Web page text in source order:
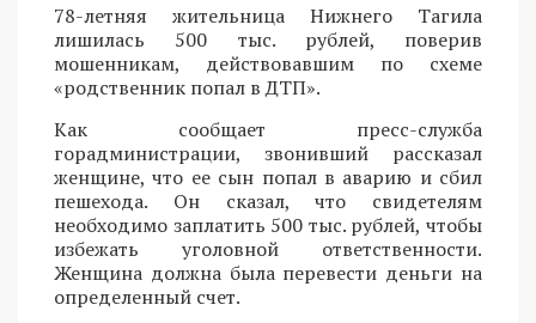
78-летняя жительница Нижнего Тагила
лишилась 500 тыс. рублей, поверив
мошенникам, действовавшим по схеме
«родственник попал в ДТП».
Как сообщает пресс-служба
горадминистрации, звонивший рассказал
женщине, что ее сын попал в аварию и сбил
пешехода. Он сказал, что свидетелям
необходимо заплатить 500 тыс. рублей, чтобы
избежать уголовной ответственности.
Женщина должна была перевести деньги на
определенный счет.